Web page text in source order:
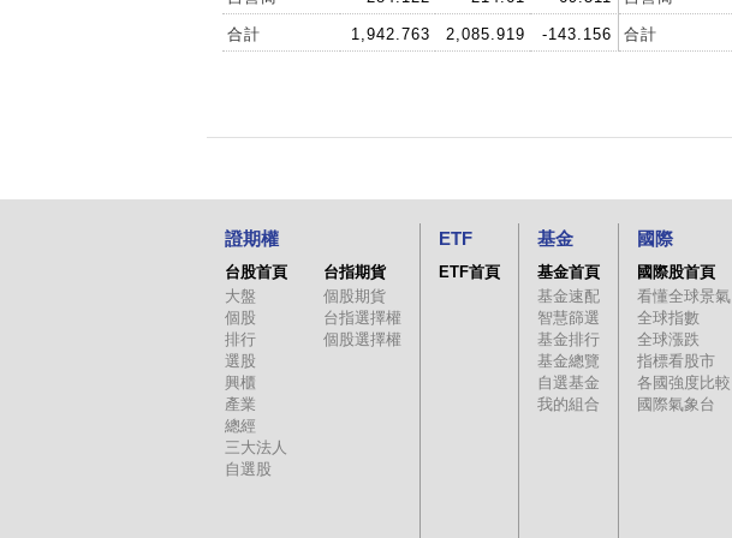
合計 1,942.763 2,085.919 -143.156 合計
證期權
台股首頁
大盤
個股
排行
選股
興櫃
產業
總經
三大法人
自選股
台指期貨
個股期貨
台指選擇權
個股選擇權
ETF
ETF首頁
基金
基金首頁
基金速配
智慧篩選
基金排行
基金總覽
自選基金
我的組合
國際
國際股首頁
看懂全球景氣
全球指數
全球漲跌
指標看股市
各國強度比較
國際氣象台